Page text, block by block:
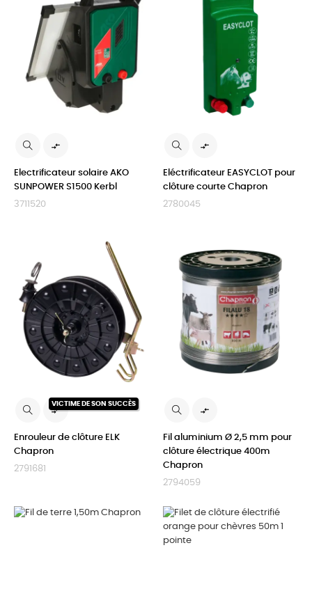

Electrificateur solaire AKO
SUNPOWER S1500 Kerbl
3711520

Eléctrificateur EASYCLOT pour
clôture courte Chapron
2780045
VICTIME DE SON SUCCÈS

Enrouleur de clôture ELK
Chapron
2791681

Fil aluminium Ø 2,5 mm pour
clôture électrique 400m
Chapron
2794059